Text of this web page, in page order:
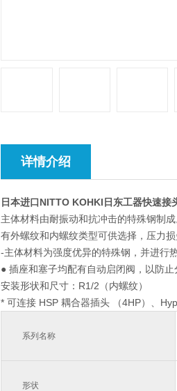
详情介绍
日本进口NITTO KOHKI日东工器快速接
主体材料由耐振动和抗冲击的特殊钢制成
有外螺纹和内螺纹类型可供选择，压力损
-主体材料为强度优异的特殊钢，并进行
● 插座和塞子均配有自动启闭阀，以防止
安装形状和尺寸：R1/2（内螺纹）
* 可连接 HSP 耦合器插头 （4HP）、
系列名称
形状